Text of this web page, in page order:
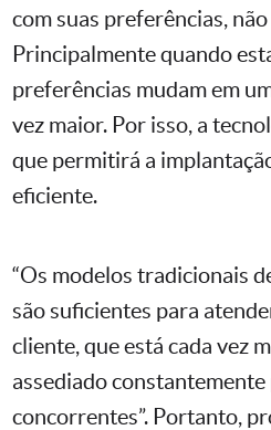
com suas preferências,
Principalmente quando
preferências mudam em
vez maior. Por isso, a
que permitirá a
eficiente.
“Os modelos tradicionais
são suficientes para
cliente, que está cada vez
assediado
concorrentes”. Portanto,